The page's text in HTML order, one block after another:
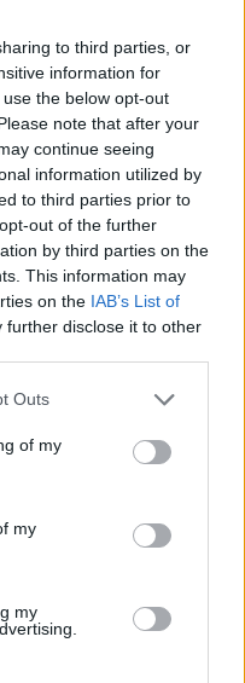
to third parties, or
information for
the below opt-out
note that after your
continue seeing
information utilized by
to third parties prior to
out of the further
by third parties on the
This information may
on the IAB’s List of
further disclose it to other
one or more Google
You may click to
its third-party tags to
in below Google
Outs
of my
my
my
-